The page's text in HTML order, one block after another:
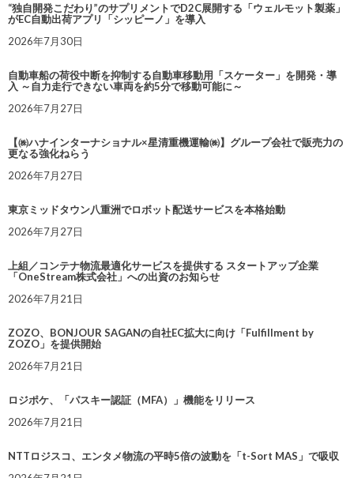
“独自開発こだわり”のサプリメントでD2C展開する「ウェルモット製薬」
がEC自動出荷アプリ「シッピーノ」を導入
2026年7月30日
自動車船の荷役中断を抑制する自動車移動用「スケーター」を開発・導
入 ～自力走行できない車両を約5分で移動可能に～
2026年7月27日
【㈱ハナインターナショナル×星清重機運輸㈱】グループ会社で販売力の
更なる強化ねらう
2026年7月27日
東京ミッドタウン八重洲でロボット配送サービスを本格始動
2026年7月27日
上組／コンテナ物流最適化サービスを提供する スタートアップ企業
「OneStream株式会社」への出資のお知らせ
2026年7月21日
ZOZO、BONJOUR SAGANの自社EC拡大に向け「Fulfillment by
ZOZO」を提供開始
2026年7月21日
ロジポケ、「パスキー認証（MFA）」機能をリリース
2026年7月21日
NTTロジスコ、エンタメ物流の平時5倍の波動を「t-Sort MAS」で吸収